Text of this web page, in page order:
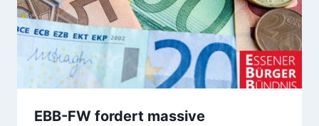
EBB-FW fordert massive